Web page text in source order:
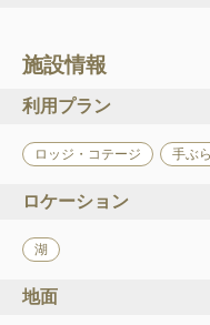
施設情報
利用プラン
ロッジ・コテージ 手ぶ
ロケーション
湖
地面